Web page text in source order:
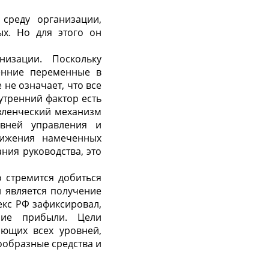
организации,
Но для этого он
Поскольку
переменные в
означает, что все
фактор есть
механизм
управления и
намеченных
руководства, это
добиться
получение
РФ зафиксировал,
прибыли. Цели
всех уровней,
средства и